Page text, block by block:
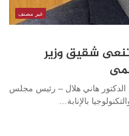
غير مصنف
تنعى شقيق وزير
الدكتور هاني هلال – رئيس مجلس
بالإنابة…